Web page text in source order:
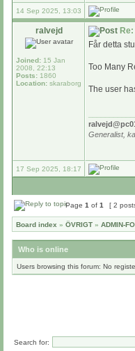
14 Sep 2025, 13:03
ralvejd
Joined: 15 Jan
2008, 22:13
Posts: 1860
Location: skaraborg
Får detta
Too Many
The user
Generalist,
17 Sep 2025, 18:17
Page 1 of 1 [ 2
Board index » ÖVRIGT » ADMIN-
Who is online
Users browsing this forum: No
Search for: